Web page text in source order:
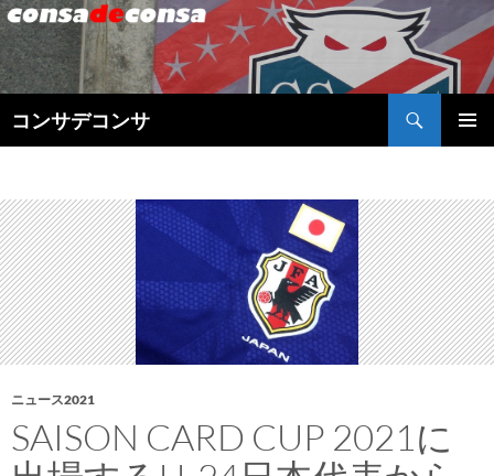
コンサデコンサ
索
ン
ツ
へ
ス
キ
ッ
プ
ニュース2021
SAISON CARD CUP 2021に